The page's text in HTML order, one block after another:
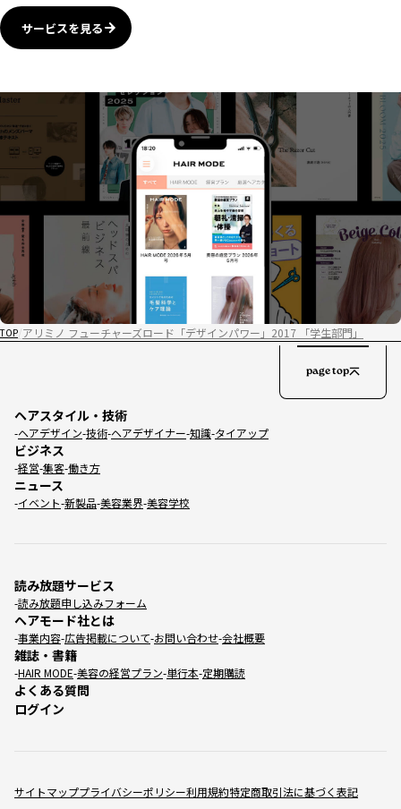
サービスを見る
TOP アリミノ フューチャーズロード「デザインパワー」2017 「学生部門」
サイトマッププライバシーポリシー利用規約特定商取引法に基づく表記
ヘアスタイル・技術
ヘアデザイン 技術 ヘアデザイナー 知識 タイアップ
ビジネス
経営 集客 働き方
ニュース
イベント 新製品 美容業界 美容学校
読み放題サービス
読み放題申し込みフォーム
ヘアモード社とは
事業内容 広告掲載について お問い合わせ 会社概要
雑誌・書籍
HAIR MODE 美容の経営プラン 単行本 定期購読
よくある質問
ログイン
page top